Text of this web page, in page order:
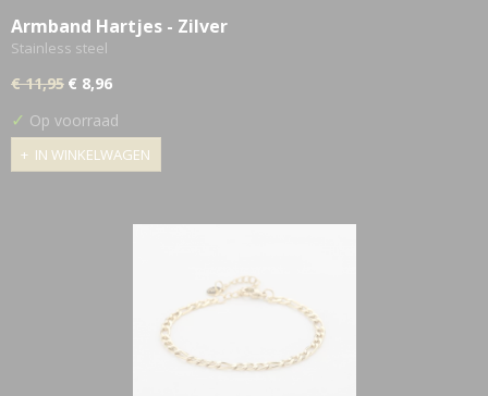
Armband Hartjes - Zilver
Stainless steel
€ 11,95 € 8,96
✓ Op voorraad
IN WINKELWAGEN